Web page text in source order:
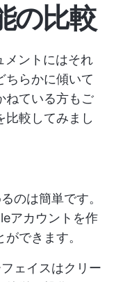
の比較
ントにはそれ
ちらかに傾いて
ねている方もご
比較してみまし
のは簡単です。
アカウントを作
できます。
ェイスはクリー